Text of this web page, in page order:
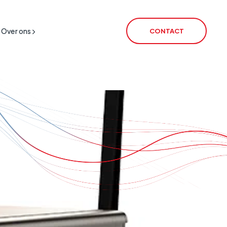
IoT SIM
IoT Routers
rSIM
VoiceLink
CSL Satellite
CSL Broadband
Alarmtransmissie
Over ons CONTACT